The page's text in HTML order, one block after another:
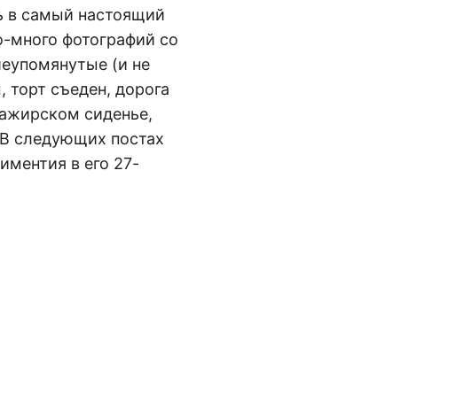
в самый настоящий
много фотографий со
(и не
съеден, дорога
сиденье,
следующих постах
в его 27-